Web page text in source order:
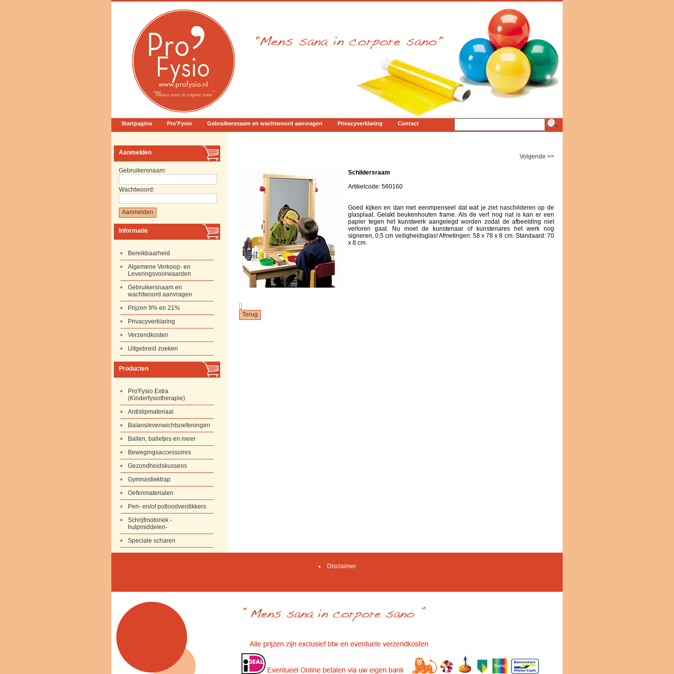
Startpagina Pro'Fysio Gebruikersnaam en wachtwoord aanvragen Privacyverklaring Contact
Aanmelden
Gebruikersnaam:
Wachtwoord:
Informatie
Bereikbaarheid
Algemene Verkoop- en
Leveringsvoorwaarden
Gebruikersnaam en
wachtwoord aanvragen
Prijzen 9% en 21%
Privacyverklaring
Verzendkosten
Uitgebreid zoeken
Producten
Pro'Fysio Extra
(Kinderfysiotherapie)
Antislipmateriaal
Balans/evenwichtsoefeningen
Ballen, balletjes en meer
Bewegingsaccessoires
Gezondheidskussens
Gymnastiektrap
Oefenmaterialen
Pen- en/of potloodverdikkers
Schrijfmotoriek -
hulpmiddelen-
Speciale scharen
Volgende >>
Schildersraam
Artikelcode: 560160
Goed kijken en dan met eenmpenseel dat wat je ziet naschilderen op de
glasplaat. Gelakt beukenhouten frame. Als de verf nog nat is kan er een
papier tegen het kunstwerk aangelegd worden zodat de afbeelding niet
verloren gaat. Nu moet de kunstenaar of kunstenares het werk nog
signeren, 0,5 cm veiligheidsglas! Afmetingen: 58 x 78 x 8 cm. Standaard: 70
x 8 cm.
.
Disclaimer